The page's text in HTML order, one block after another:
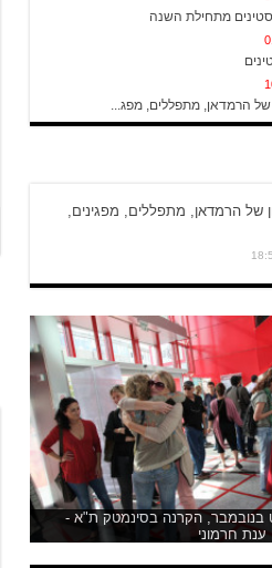
של הרמדאן, מתפללים, מפג...
של הרמדאן, מתפללים, מפגינים,
בנובמבר, הקרנה בסינמטק ת"א -
ענת חרמוני